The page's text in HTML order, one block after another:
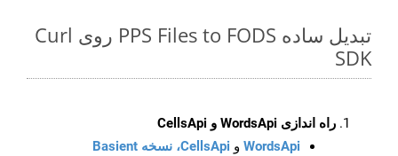
تبدیل ساده PPS Files to FODS روی Curl
SDK
راه اندازی WordsApi و CellsApi
WordsApi و CellsApi، نسخه Basient